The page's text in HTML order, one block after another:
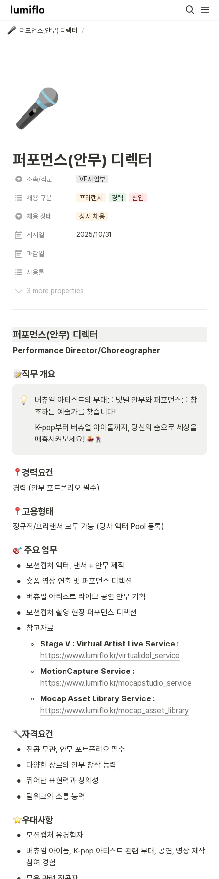
퍼포먼스(안무) 디렉터 /
🎤
퍼포먼스(안무) 디렉터
소속/직군 VE사업부
채용 구분 프리랜서 경력 신입
채용 상태 상시 채용
게시일 2025/10/31
마감일
사용툴
3 more properties
퍼포먼스(안무) 디렉터
Performance Director/Choreographer
직무 개요
버츄얼 아티스트의 무대를 빛낼 안무와 퍼포먼스를 창
조하는 예술가를 찾습니다!
K-pop부터 버츄얼 아이돌까지, 당신의 춤으로 세상을
매혹시켜보세요!
경력요건
경력 (안무 포트폴리오 필수)
고용형태
정규직/프리랜서 모두 가능 (당사 액터 Pool 등록)
주요 업무
• 모션캡처 액터, 댄서 + 안무 제작
• 숏폼 영상 연출 및 퍼포먼스 디렉션
• 버츄얼 아티스트 라이브 공연 안무 기획
• 모션캡처 촬영 현장 퍼포먼스 디렉션
• 참고자료
◦
https://www.lumiflo.kr/virtualidol_service
◦
https://www.lumiflo.kr/mocapstudio_service
◦
https://www.lumiflo.kr/mocap_asset_library
자격요건
• 전공 무관, 안무 포트폴리오 필수
• 다양한 장르의 안무 창작 능력
• 뛰어난 표현력과 창의성
• 팀워크와 소통 능력
우대사항
• 모션캡처 유경험자
•
버츄얼 아이돌, K-pop 아티스트 관련 무대, 공연, 영상 제작
참여 경험